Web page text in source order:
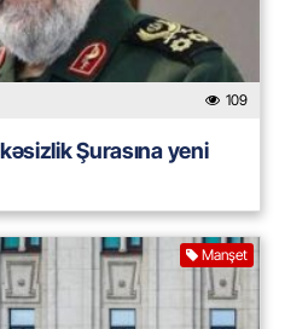
109
Şurasına yeni
Manşet